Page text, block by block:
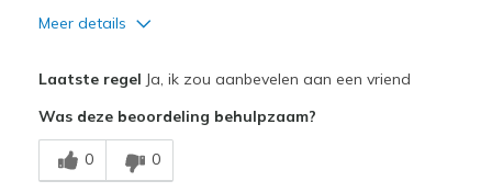
Meer details
Beste toepassingen
Casual Wear
Laatste regel Ja, ik zou aanbevelen aan een vriend
Was deze beoordeling behulpzaam?
0 0